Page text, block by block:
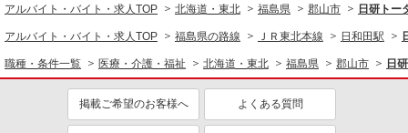
アルバイト パート
アスケア訪問入浴 郡山
時給1235円〜1335円 ※経験・能力による
アスケア訪問入浴 郡山 福島県郡山市桑野二
丁目25番11号 Ｆビル101号室
アルバイト・バイト・求人TOP 北海道・東北 福島県 郡山市 日研トー
アルバイト・バイト・求人TOP 福島県の路線 ＪＲ東北本線 日和田駅
職種・条件一覧 医療・介護・福祉 北海道・東北 福島県 郡山市 日
掲載ご希望のお客様へ よくある質問